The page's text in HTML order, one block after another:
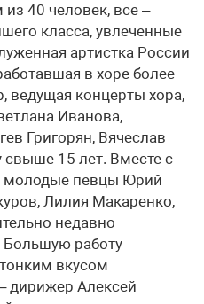
40 человек, все –
класса, увлеченные
артистка России
в хоре более
ведущая концерты хора,
Иванова,
Григорян, Вячеслав
свыше 15 лет. Вместе с
молодые певцы Юрий
Лилия Макаренко,
недавно
работу
вкусом
дирижер Алексей